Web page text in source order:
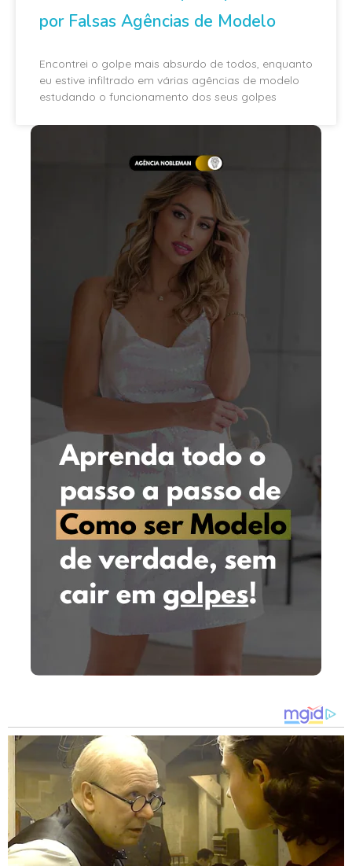
por Falsas Agências de Modelo
Encontrei o golpe mais absurdo de todos, enquanto
eu estive infiltrado em várias agências de modelo
estudando o funcionamento dos seus golpes